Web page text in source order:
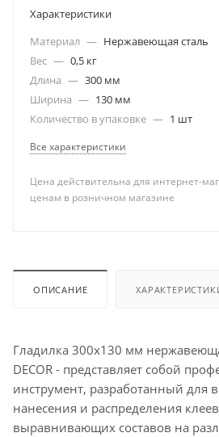
Характеристики
Материал — Нержавеющая сталь
Вес — 0,5 кг
Длина — 300 мм
Ширина — 130 мм
Количество в упаковке — 1 шт
Все характеристики
Цена действительна для интернет-
ценам в розничном магазине
ОПИСАНИЕ
Гладилка 300х130 мм
DECOR - представляет собой
инструмент, разработанный для
нанесения и распределения
выравнивающих составов на